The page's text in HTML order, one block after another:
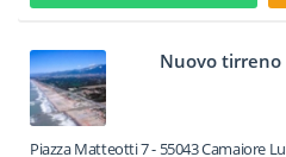
Nuovo tirreno
Piazza Matteotti 7- 55043Camaiore